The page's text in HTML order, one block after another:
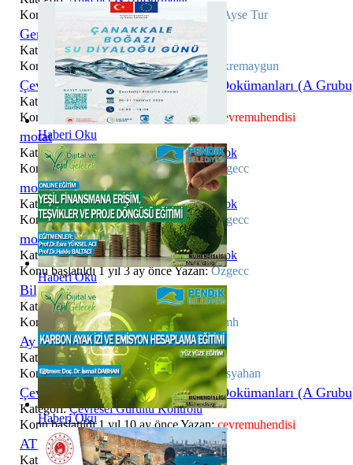
Haberi Oku
Haberi Oku
Haberi Oku
Konu başlatıldı 4 ay 2 hafta önce Yazan:
Ayse Tur
Geri Dönüştürülmüş Ürün İthalatı
Kategori:Çevre Mevzuatı
Konu başlatıldı 6 ay 3 gün önce Yazan:
ekremaygun
Çevresel Gürültü Eğitimi - Eğitim Dokümanları (A
Kategori:Çevresel Gürültü Kontrolü
Konu başlatıldı 1 yıl 10 ay önce Yazan:
cevremuhendisi
motat
Kategori:Hoşgeldiniz ; Bi SLM ‘da mı Yok
Konu başlatıldı 1 yıl 3 ay önce Yazan:Özgecc
motat
Kategori:Hoşgeldiniz ; Bi SLM ‘da mı Yok
Konu başlatıldı 1 yıl 3 ay önce Yazan: Özgecc
motat
Kategori:Hoşgeldiniz ; Bi SLM ‘da mı Yok
Konu başlatıldı 1 yıl 3 ay önce Yazan:Özgecc
Bilgi paylaşımı
Kategori:Projeleriniz
Konu başlatıldı 1 yıl 5 ay önce Yazan:
cvmh
Ay Elektriksel Güç Üretip Yayar
Kategori:Enerji Kaynakları
Konu başlatıldı 1 yıl 10 ay önce Yazan:Asyahan
Çevresel Gürültü Eğitimi - Eğitim Dokümanları (A
Kategori:Çevresel Gürültü Kontrolü
Konu başlatıldı 1 yıl 10 ay önce Yazan:cevremuhendisi
ATIK YÖNETİMİ
Kategori:Atık Yönetimi